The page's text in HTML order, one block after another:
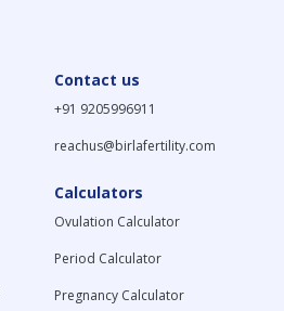
Contact us
+91 9205996911
reachus@birlafertility.com
Calculators
Ovulation Calculator
Period Calculator
Pregnancy Calculator